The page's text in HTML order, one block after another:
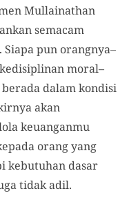
Mullainathan
semacam
pun orangnya–
moral–
dalam kondisi
akan
keuanganmu
orang yang
kebutuhan dasar
tidak adil.